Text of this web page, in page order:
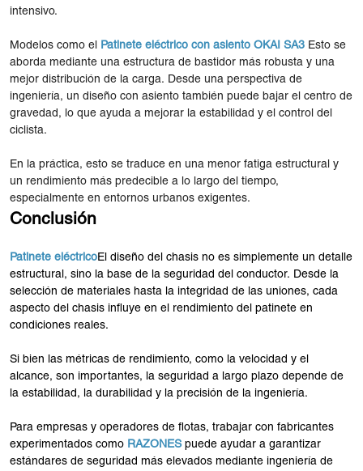
intensivo.
Modelos como el Patinete eléctrico con asiento OKAI SA3 Esto se
aborda mediante una estructura de bastidor más robusta y una
mejor distribución de la carga. Desde una perspectiva de
ingeniería, un diseño con asiento también puede bajar el centro de
gravedad, lo que ayuda a mejorar la estabilidad y el control del
ciclista.
En la práctica, esto se traduce en una menor fatiga estructural y
un rendimiento más predecible a lo largo del tiempo,
especialmente en entornos urbanos exigentes.
Conclusión
Patinete eléctricoEl diseño del chasis no es simplemente un detalle
estructural, sino la base de la seguridad del conductor. Desde la
selección de materiales hasta la integridad de las uniones, cada
aspecto del chasis influye en el rendimiento del patinete en
condiciones reales.
Si bien las métricas de rendimiento, como la velocidad y el
alcance, son importantes, la seguridad a largo plazo depende de
la estabilidad, la durabilidad y la precisión de la ingeniería.
Para empresas y operadores de flotas, trabajar con fabricantes
experimentados como RAZONESpuede ayudar a garantizar
estándares de seguridad más elevados mediante ingeniería de